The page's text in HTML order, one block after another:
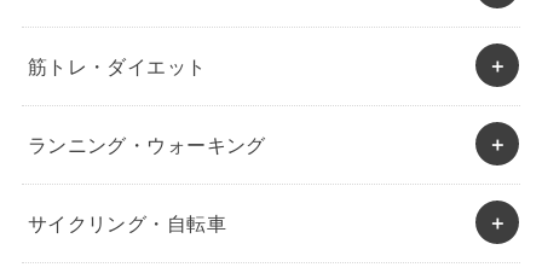
筋トレ・ダイエット
ランニング・ウォーキング
サイクリング・自転車